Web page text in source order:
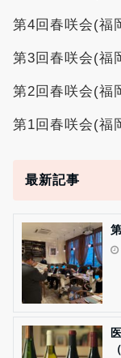
第4回春咲会(福
第3回春咲会(福
第2回春咲会(福
第1回春咲会(福
最新記事